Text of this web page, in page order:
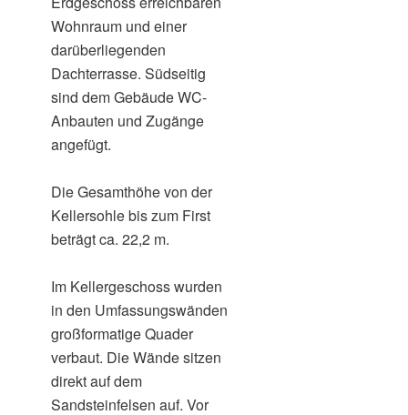
Wohnraum und einer
darüberliegenden
Dachterrasse. Südseitig
sind dem Gebäude WC-
Anbauten und Zugänge
angefügt.
Die Gesamthöhe von der
Kellersohle bis zum First
beträgt ca. 22,2 m.
Im Kellergeschoss wurden
in den Umfassungswänden
großformatige Quader
verbaut. Die Wände sitzen
direkt auf dem
Sandsteinfelsen auf. Vor